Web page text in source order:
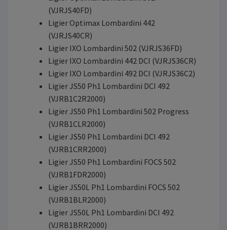
(VJRJS40FD)
Ligier Optimax Lombardini 442
(VJRJS40CR)
Ligier IXO Lombardini 502 (VJRJS36FD)
Ligier IXO Lombardini 442 DCI (VJRJS36CR)
Ligier IXO Lombardini 492 DCI (VJRJS36C2)
Ligier JS50 Ph1 Lombardini DCI 492
(VJRB1C2R2000)
Ligier JS50 Ph1 Lombardini 502 Progress
(VJRB1CLR2000)
Ligier JS50 Ph1 Lombardini DCI 492
(VJRB1CRR2000)
Ligier JS50 Ph1 Lombardini FOCS 502
(VJRB1FDR2000)
Ligier JS50L Ph1 Lombardini FOCS 502
(VJRB1BLR2000)
Ligier JS50L Ph1 Lombardini DCI 492
(VJRB1BRR2000)